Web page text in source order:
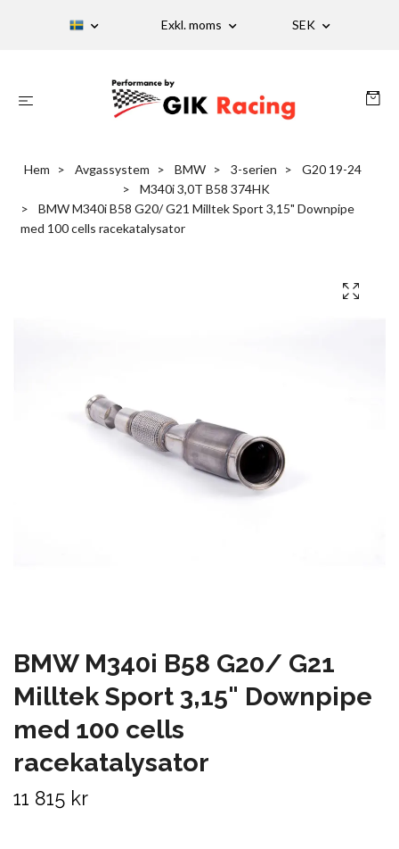
Exkl. moms SEK
Hem Avgassystem BMW 3-serien
G20 19-24
M340i 3,0T B58 374HK
BMW M340i B58 G20/ G21 Milltek Sport 3,15" Downpipe
med 100 cells racekatalysator
BMW M340i B58 G20/ G21
Milltek Sport 3,15" Downpipe
med 100 cells
racekatalysator
11 815 kr